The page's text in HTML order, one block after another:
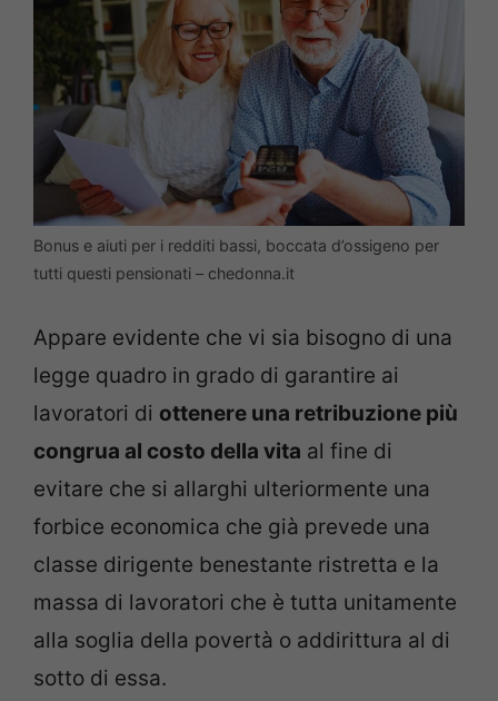
Bonus e aiuti per i redditi bassi, boccata d’ossigeno per
tutti questi pensionati – chedonna.it
Appare evidente che vi sia bisogno di una
legge quadro in grado di garantire ai
lavoratori di ottenere una retribuzione più
congrua al costo della vita al fine di
evitare che si allarghi ulteriormente una
forbice economica che già prevede una
classe dirigente benestante ristretta e la
massa di lavoratori che è tutta unitamente
alla soglia della povertà o addirittura al di
sotto di essa.